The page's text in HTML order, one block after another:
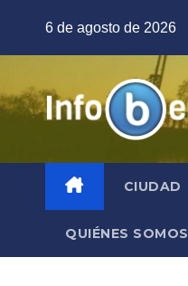
6 de agosto de 2026
CIUDAD
QUIÉNES SOMOS